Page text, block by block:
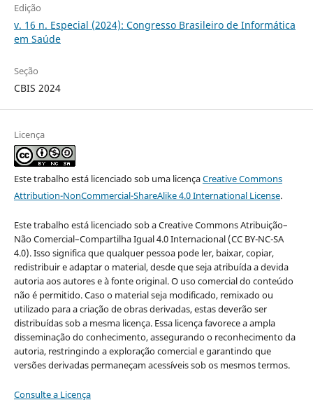
Edição
v. 16 n. Especial (2024): Congresso Brasileiro de Informática
em Saúde
Seção
CBIS 2024
Licença
Este trabalho está licenciado sob uma licençaCreative Commons
Attribution-NonCommercial-ShareAlike 4.0 International License.
Este trabalho está licenciado sob a Creative Commons Atribuição–
Não Comercial–Compartilha Igual 4.0 Internacional (CC BY-NC-SA
4.0). Isso significa que qualquer pessoa pode ler, baixar, copiar,
redistribuir e adaptar o material, desde que seja atribuída a devida
autoria aos autores e à fonte original. O uso comercial do conteúdo
não é permitido. Caso o material seja modificado, remixado ou
utilizado para a criação de obras derivadas, estas deverão ser
distribuídas sob a mesma licença. Essa licença favorece a ampla
disseminação do conhecimento, assegurando o reconhecimento da
autoria, restringindo a exploração comercial e garantindo que
versões derivadas permaneçam acessíveis sob os mesmos termos.
Consulte a Licença